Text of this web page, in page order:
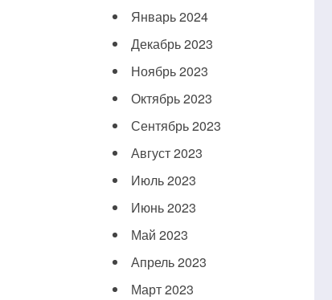
Январь 2024
Декабрь 2023
Ноябрь 2023
Октябрь 2023
Сентябрь 2023
Август 2023
Июль 2023
Июнь 2023
Май 2023
Апрель 2023
Март 2023